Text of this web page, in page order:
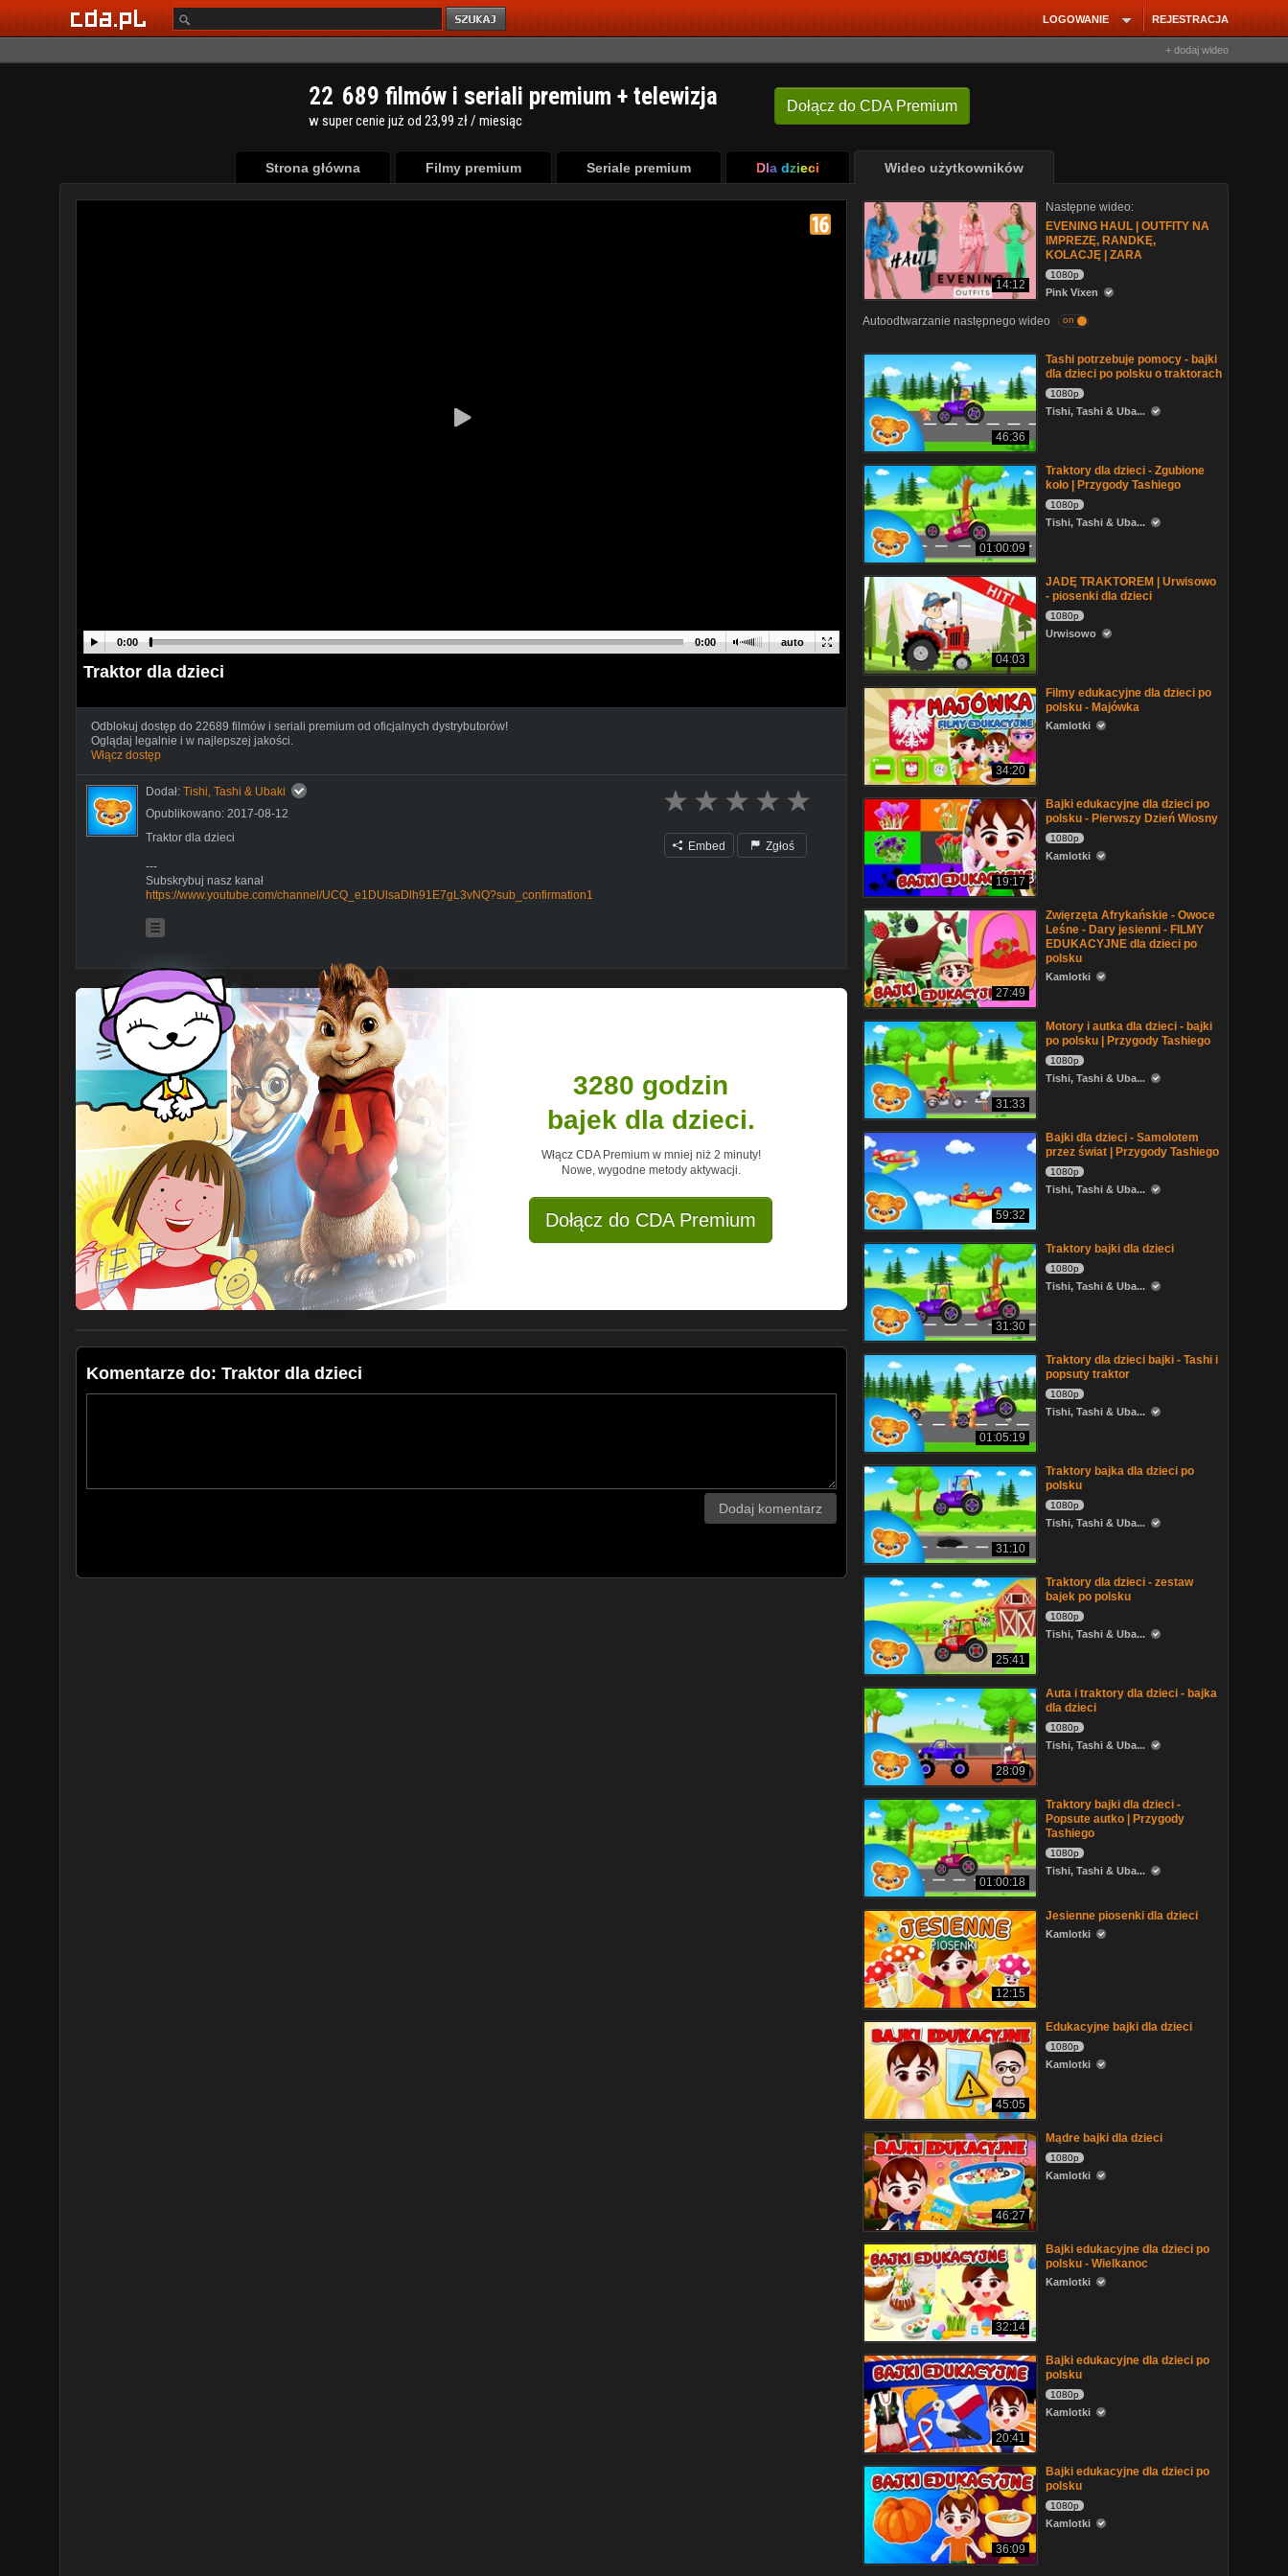
REJESTRACJA
LOGOWANIE
+ dodaj wideo
Dołącz do CDA Premium
22 689 filmów i seriali premium + telewizja
w super cenie już od 23,99 zł / miesiąc
Strona główna Filmy premium Seriale premium Dla dzieci Wideo użytkowników
auto
0:00 0:00
Traktor dla dzieci
Odblokuj dostęp do 22689 filmów i seriali premium od oficjalnych dystrybutorów!
Oglądaj legalnie i w najlepszej jakości.
Włącz dostęp
Dodał: Tishi, Tashi & Ubaki
Opublikowano: 2017-08-12
Traktor dla dzieci
---
Subskrybuj nasz kanał
https://www.youtube.com/channel/UCQ_e1DUlsaDlh91E7gL3vNQ?sub_confirmation1
Embed Zgłoś
3280 godzin
bajek dla dzieci.
Włącz CDA Premium w mniej niż 2 minuty!
Nowe, wygodne metody aktywacji.
Dołącz do CDA Premium
Komentarze do: Traktor dla dzieci
Dodaj komentarz
14:12
Następne wideo:
EVENING HAUL | OUTFITY NA
IMPREZĘ, RANDKĘ,
KOLACJĘ | ZARA
1080p
Pink Vixen
Autoodtwarzanie następnego wideo on
46:36
Tashi potrzebuje pomocy - bajki
dla dzieci po polsku o traktorach
1080p
Tishi, Tashi & Uba...
01:00:09
Traktory dla dzieci - Zgubione
koło | Przygody Tashiego
1080p
Tishi, Tashi & Uba...
04:03
JADĘ TRAKTOREM | Urwisowo
- piosenki dla dzieci
1080p
Urwisowo
34:20
Filmy edukacyjne dla dzieci po
polsku - Majówka
Kamlotki
19:17
Bajki edukacyjne dla dzieci po
polsku - Pierwszy Dzień Wiosny
1080p
Kamlotki
27:49
Zwięrzęta Afrykańskie - Owoce
Leśne - Dary jesienni - FILMY
EDUKACYJNE dla dzieci po
polsku
Kamlotki
31:33
Motory i autka dla dzieci - bajki
po polsku | Przygody Tashiego
1080p
Tishi, Tashi & Uba...
59:32
Bajki dla dzieci - Samolotem
przez świat | Przygody Tashiego
1080p
Tishi, Tashi & Uba...
31:30
Traktory bajki dla dzieci
1080p
Tishi, Tashi & Uba...
01:05:19
Traktory dla dzieci bajki - Tashi i
popsuty traktor
1080p
Tishi, Tashi & Uba...
31:10
Traktory bajka dla dzieci po
polsku
1080p
Tishi, Tashi & Uba...
25:41
Traktory dla dzieci - zestaw
bajek po polsku
1080p
Tishi, Tashi & Uba...
28:09
Auta i traktory dla dzieci - bajka
dla dzieci
1080p
Tishi, Tashi & Uba...
01:00:18
Traktory bajki dla dzieci -
Popsute autko | Przygody
Tashiego
1080p
Tishi, Tashi & Uba...
12:15
Jesienne piosenki dla dzieci
Kamlotki
45:05
Edukacyjne bajki dla dzieci
1080p
Kamlotki
46:27
Mądre bajki dla dzieci
1080p
Kamlotki
32:14
Bajki edukacyjne dla dzieci po
polsku - Wielkanoc
Kamlotki
20:41
Bajki edukacyjne dla dzieci po
polsku
1080p
Kamlotki
36:09
Bajki edukacyjne dla dzieci po
polsku
1080p
Kamlotki